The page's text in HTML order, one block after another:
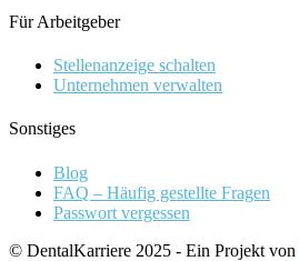
Für Arbeitgeber
Stellenanzeige schalten
Unternehmen verwalten
Sonstiges
Blog
FAQ – Häufig gestellte Fragen
Passwort vergessen
© DentalKarriere 2025 - Ein Projekt von